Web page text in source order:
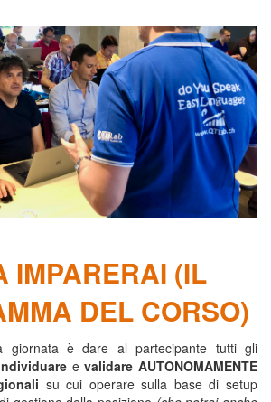
IMPARERAI (IL
DEL CORSO)
giornata è dare al partecipante tutti gli
evalidare AUTONOMAMENTE
su cui operare sulla base di setup